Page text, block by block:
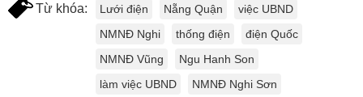
Từ khóa: Lưới điện Nẵng Quận
việc UBND
NMNĐ Nghi
thống điện
điện Quốc
NMNĐ Vũng
Ngu Hanh Son
làm việc UBND
NMNĐ Nghi Sơn